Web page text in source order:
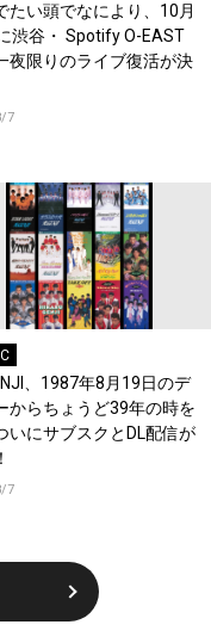
たい頭でなにより、10月
渋谷・ Spotify O-EAST
夜限りのライブ復活が決
7
、1987年8月19日のデ
からちょうど39年の時を
いにサブスクとDL配信が
7